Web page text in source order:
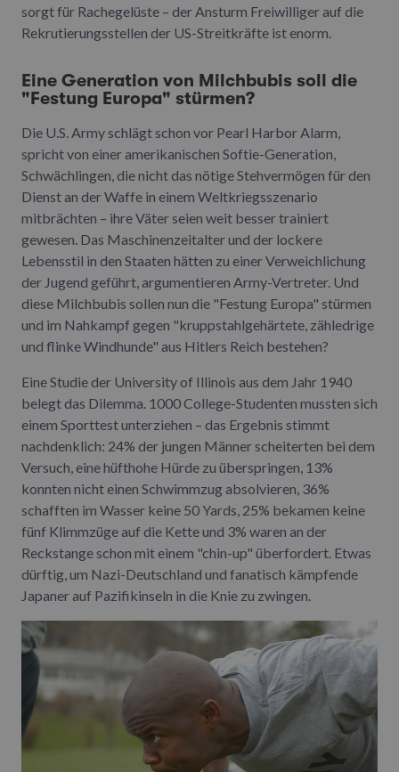
sorgt für Rachegelüste – der Ansturm Freiwilliger auf die
Rekrutierungsstellen der US-Streitkräfte ist enorm.
Eine Generation von Milchbubis soll die
"Festung Europa" stürmen?
Die U.S. Army schlägt schon vor Pearl Harbor Alarm,
spricht von einer amerikanischen Softie-Generation,
Schwächlingen, die nicht das nötige Stehvermögen für den
Dienst an der Waffe in einem Weltkriegsszenario
mitbrächten – ihre Väter seien weit besser trainiert
gewesen. Das Maschinenzeitalter und der lockere
Lebensstil in den Staaten hätten zu einer Verweichlichung
der Jugend geführt, argumentieren Army-Vertreter. Und
diese Milchbubis sollen nun die "Festung Europa" stürmen
und im Nahkampf gegen "kruppstahlgehärtete, zähledrige
und flinke Windhunde" aus Hitlers Reich bestehen?
Eine Studie der University of Illinois aus dem Jahr 1940
belegt das Dilemma. 1000 College-Studenten mussten sich
einem Sporttest unterziehen – das Ergebnis stimmt
nachdenklich: 24% der jungen Männer scheiterten bei dem
Versuch, eine hüfthohe Hürde zu überspringen, 13%
konnten nicht einen Schwimmzug absolvieren, 36%
schafften im Wasser keine 50 Yards, 25% bekamen keine
fünf Klimmzüge auf die Kette und 3% waren an der
Reckstange schon mit einem "chin-up" überfordert. Etwas
dürftig, um Nazi-Deutschland und fanatisch kämpfende
Japaner auf Pazifikinseln in die Knie zu zwingen.